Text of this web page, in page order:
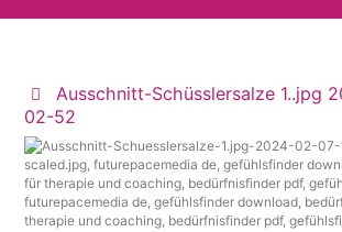
Ausschnitt-Schüsslersalze 1..jpg
02-52